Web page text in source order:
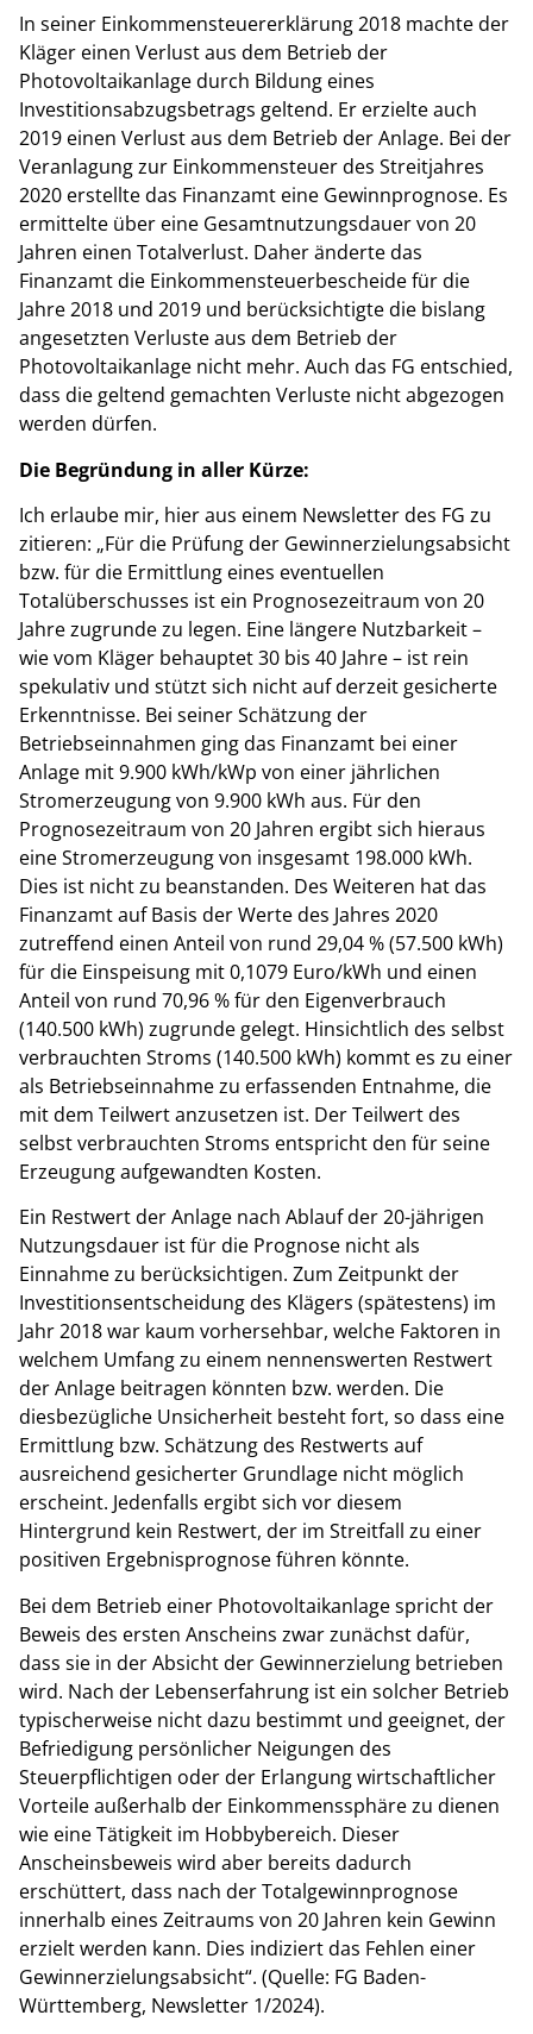
In seiner Einkommensteuererklärung 2018 machte der
Kläger einen Verlust aus dem Betrieb der
Photovoltaikanlage durch Bildung eines
Investitionsabzugsbetrags geltend. Er erzielte auch
2019 einen Verlust aus dem Betrieb der Anlage. Bei der
Veranlagung zur Einkommensteuer des Streitjahres
2020 erstellte das Finanzamt eine Gewinnprognose. Es
ermittelte über eine Gesamtnutzungsdauer von 20
Jahren einen Totalverlust. Daher änderte das
Finanzamt die Einkommensteuerbescheide für die
Jahre 2018 und 2019 und berücksichtigte die bislang
angesetzten Verluste aus dem Betrieb der
Photovoltaikanlage nicht mehr. Auch das FG entschied,
dass die geltend gemachten Verluste nicht abgezogen
werden dürfen.
Die Begründung in aller Kürze:
Ich erlaube mir, hier aus einem Newsletter des FG zu
zitieren: „Für die Prüfung der Gewinnerzielungsabsicht
bzw. für die Ermittlung eines eventuellen
Totalüberschusses ist ein Prognosezeitraum von 20
Jahre zugrunde zu legen. Eine längere Nutzbarkeit –
wie vom Kläger behauptet 30 bis 40 Jahre – ist rein
spekulativ und stützt sich nicht auf derzeit gesicherte
Erkenntnisse. Bei seiner Schätzung der
Betriebseinnahmen ging das Finanzamt bei einer
Anlage mit 9.900 kWh/kWp von einer jährlichen
Stromerzeugung von 9.900 kWh aus. Für den
Prognosezeitraum von 20 Jahren ergibt sich hieraus
eine Stromerzeugung von insgesamt 198.000 kWh.
Dies ist nicht zu beanstanden. Des Weiteren hat das
Finanzamt auf Basis der Werte des Jahres 2020
zutreffend einen Anteil von rund 29,04 % (57.500 kWh)
für die Einspeisung mit 0,1079 Euro/kWh und einen
Anteil von rund 70,96 % für den Eigenverbrauch
(140.500 kWh) zugrunde gelegt. Hinsichtlich des selbst
verbrauchten Stroms (140.500 kWh) kommt es zu einer
als Betriebseinnahme zu erfassenden Entnahme, die
mit dem Teilwert anzusetzen ist. Der Teilwert des
selbst verbrauchten Stroms entspricht den für seine
Erzeugung aufgewandten Kosten.
Ein Restwert der Anlage nach Ablauf der 20-jährigen
Nutzungsdauer ist für die Prognose nicht als
Einnahme zu berücksichtigen. Zum Zeitpunkt der
Investitionsentscheidung des Klägers (spätestens) im
Jahr 2018 war kaum vorhersehbar, welche Faktoren in
welchem Umfang zu einem nennenswerten Restwert
der Anlage beitragen könnten bzw. werden. Die
diesbezügliche Unsicherheit besteht fort, so dass eine
Ermittlung bzw. Schätzung des Restwerts auf
ausreichend gesicherter Grundlage nicht möglich
erscheint. Jedenfalls ergibt sich vor diesem
Hintergrund kein Restwert, der im Streitfall zu einer
positiven Ergebnisprognose führen könnte.
Bei dem Betrieb einer Photovoltaikanlage spricht der
Beweis des ersten Anscheins zwar zunächst dafür,
dass sie in der Absicht der Gewinnerzielung betrieben
wird. Nach der Lebenserfahrung ist ein solcher Betrieb
typischerweise nicht dazu bestimmt und geeignet, der
Befriedigung persönlicher Neigungen des
Steuerpflichtigen oder der Erlangung wirtschaftlicher
Vorteile außerhalb der Einkommenssphäre zu dienen
wie eine Tätigkeit im Hobbybereich. Dieser
Anscheinsbeweis wird aber bereits dadurch
erschüttert, dass nach der Totalgewinnprognose
innerhalb eines Zeitraums von 20 Jahren kein Gewinn
erzielt werden kann. Dies indiziert das Fehlen einer
Gewinnerzielungsabsicht“. (Quelle: FG Baden-
Württemberg, Newsletter 1/2024).